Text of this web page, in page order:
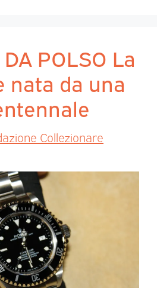
POLSO La
nata da una
Collezionare